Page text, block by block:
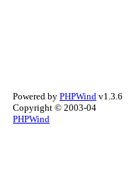
Powered by PHPWind v1.3.6
Copyright © 2003-04
PHPWind